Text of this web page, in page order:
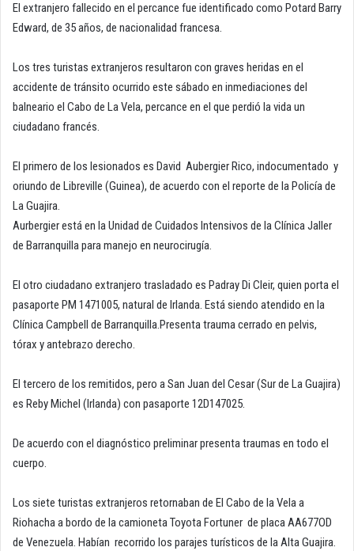
El extranjero fallecido en el percance fue identificado como Potard Barry
Edward, de 35 años, de nacionalidad francesa.
Los tres turistas extranjeros resultaron con graves heridas en el
accidente de tránsito ocurrido este sábado en inmediaciones del
balneario el Cabo de La Vela, percance en el que perdió la vida un
ciudadano francés.
El primero de los lesionados es David Aubergier Rico, indocumentado y
oriundo de Libreville (Guinea), de acuerdo con el reporte de la Policía de
La Guajira.
Aurbergier está en la Unidad de Cuidados Intensivos de la Clínica Jaller
de Barranquilla para manejo en neurocirugía.
El otro ciudadano extranjero trasladado es Padray Di Cleir, quien porta el
pasaporte PM 1471005, natural de Irlanda. Está siendo atendido en la
Clínica Campbell de Barranquilla.Presenta trauma cerrado en pelvis,
tórax y antebrazo derecho.
El tercero de los remitidos, pero a San Juan del Cesar (Sur de La Guajira)
es Reby Michel (Irlanda) con pasaporte 12D147025.
De acuerdo con el diagnóstico preliminar presenta traumas en todo el
cuerpo.
Los siete turistas extranjeros retornaban de El Cabo de la Vela a
Riohacha a bordo de la camioneta Toyota Fortuner de placa AA677OD
de Venezuela. Habían recorrido los parajes turísticos de la Alta Guajira.